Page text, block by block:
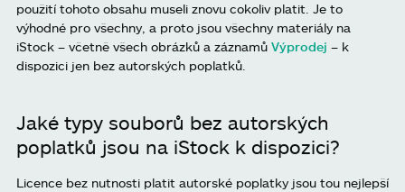
použití tohoto obsahu museli znovu cokoliv platit. Je to
výhodné pro všechny, a proto jsou všechny materiály na
iStock – včetně všech obrázků a záznamů Výprodej – k
dispozici jen bez autorských poplatků.
Jaké typy souborů bez autorských
poplatků jsou na iStock k dispozici?
Licence bez nutnosti platit autorské poplatky jsou tou nejlepší